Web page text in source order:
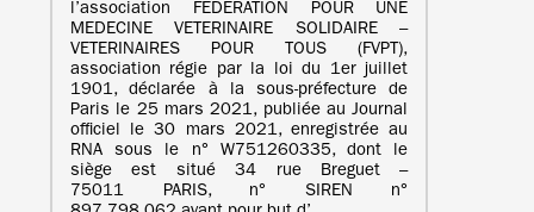
l’association FEDERATION POUR UNE
MEDECINE VETERINAIRE SOLIDAIRE –
VETERINAIRES POUR TOUS (FVPT),
association régie par la loi du 1er juillet
1901, déclarée à la sous-préfecture de
Paris le 25 mars 2021, publiée au Journal
officiel le 30 mars 2021, enregistrée au
RNA sous le n° W751260335, dont le
siège est situé 34 rue Breguet –
75011 PARIS, n° SIREN n°